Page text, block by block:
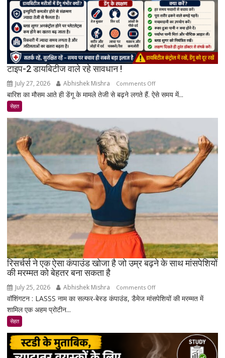
की
पूरी
सच्चाई
टाइप-2 डायबिटीज वाले रहे सावधान !
July 27, 2026 Abhishek Mishra Comments Offon
टाइप-2
वाले
सावधान
!
बारिश का मौसम आते ही डेंगू के मामले तेजी से बढ़ने लगते हैं. ऐसे समय में...
सेहत
रिसर्चर्स ने एक ऐसा कंपाउंड खोजा है जो उम्र बढ़ने के साथ मांसपेशियों
की मरम्मत को बेहतर बना सकता है
July 25, 2026 Abhishek Mishra Comments Offon
रिसर्चर्स
ऐसा
कंपाउंड
खोजा
वॉशिंगटन : LASSS नाम का सल्फर-बेस्ड कंपाउंड, डैमेज मांसपेशियों की मरम्मत में
शामिल एक अहम प्रोटीन...
सेहत